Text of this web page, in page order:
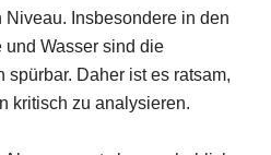
Insbesondere in den
und Wasser sind die
Daher ist es ratsam,
kritisch zu analysieren.